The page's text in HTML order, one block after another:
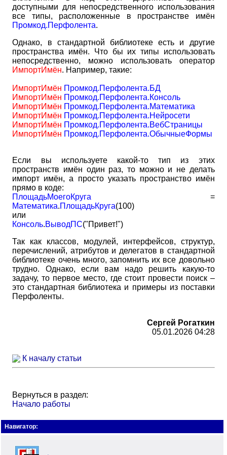
доступными для непосредственного использования
все типы, расположенные в пространстве имён
Промкод.Перфолента.
Однако, в стандартной библиотеке есть и другие
пространства имён. Что бы их типы использовать
непосредственно, можно использовать оператор
ИмпортИмён. Например, такие:
ИмпортИмён Промкод.Перфолента.БД
ИмпортИмён Промкод.Перфолента.Консоль
ИмпортИмён Промкод.Перфолента.Математика
ИмпортИмён Промкод.Перфолента.Нейросети
ИмпортИмён Промкод.Перфолента.ВебСтраницы
ИмпортИмён Промкод.Перфолента.ОбычныеФормы
Если вы используете какой-то тип из этих
пространств имён один раз, то можно и не делать
импорт имён, а просто указать пространство имён
прямо в коде:
ПлощадьМоегоКруга =
Математика.ПлощадьКруга(100)
или
Консоль.ВыводПС("Привет!")
Так как классов, модулей, интерфейсов, структур,
перечислений, атрибутов и делегатов в стандартной
библиотеке очень много, запомнить их все довольно
трудно. Однако, если вам надо решить какую-то
задачу, то первое место, где стоит провести поиск –
это стандартная библиотека и примеры из поставки
Перфоленты.
Сергей Рогаткин
05.01.2026 04:28
К началу статьи
Вернуться в раздел:
Начало работы
Навигатор: